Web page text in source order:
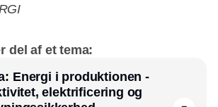
del af et tema:
Energi i produktionen -
elektrificering og